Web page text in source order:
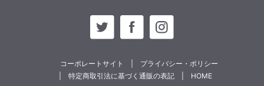
コーポレートサイト
プライバシー・ポリシー
特定商取引法に基づく通販の表記
HOME